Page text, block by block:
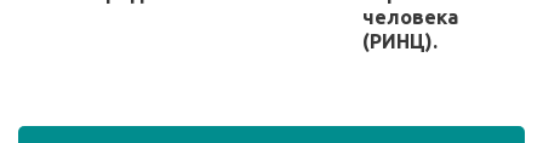
человека
(РИНЦ).